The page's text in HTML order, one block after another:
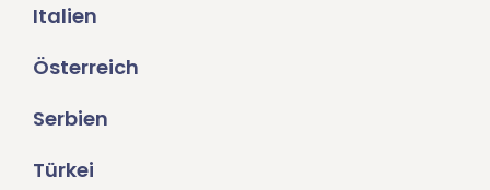
Italien
Österreich
Serbien
Türkei